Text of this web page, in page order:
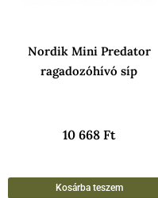
Nordik Mini Predator
ragadozóhívó síp
10 668 Ft
Kosárba teszem